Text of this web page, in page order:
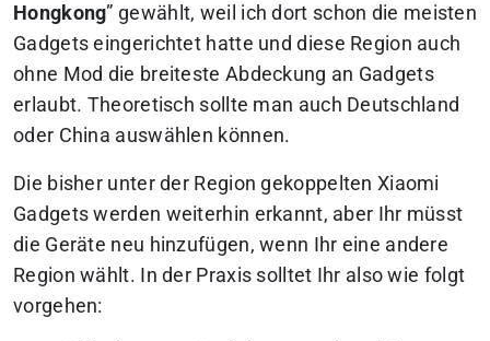
Hongkong” gewählt, weil ich dort schon die meisten
Gadgets eingerichtet hatte und diese Region auch
ohne Mod die breiteste Abdeckung an Gadgets
erlaubt. Theoretisch sollte man auch Deutschland
oder China auswählen können.
Die bisher unter der Region gekoppelten Xiaomi
Gadgets werden weiterhin erkannt, aber Ihr müsst
die Geräte neu hinzufügen, wenn Ihr eine andere
Region wählt. In der Praxis solltet Ihr also wie folgt
vorgehen: